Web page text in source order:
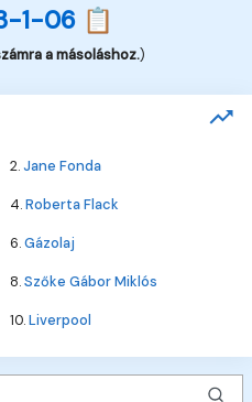
1-06 📋
a másoláshoz.)
2.Jane Fonda
4.Roberta Flack
6.Gázolaj
8.Szőke Gábor Miklós
10.Liverpool